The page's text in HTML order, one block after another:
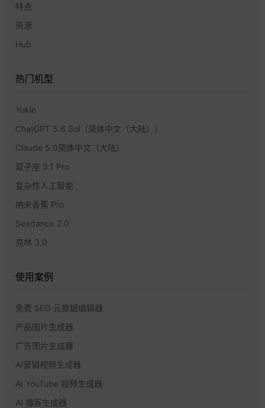
特点
资源
Hub
热门机型
Yukie
ChatGPT 5.6 Sol（简体中文（大陆））
Claude 5.0简体中文（大陆）
双子座 3.1 Pro
复杂性人工智能
纳米香蕉 Pro
Seedance 2.0
克林 3.0
使用案例
免费 SEO 元数据编辑器
产品图片生成器
广告图片生成器
AI营销视频生成器
AI YouTube 视频生成器
AI 播客生成器